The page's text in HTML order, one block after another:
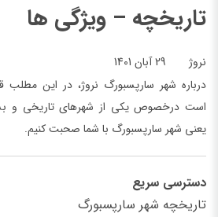
تاریخچه – ویژگی ها
نروژ 29 آبان 1401
درباره شهر سارپسبورگ نروژ، در این مطلب
است درخصوص یکی از شهرهای تاریخی و
یعنی شهر سارپسبورگ با شما صحبت کنیم.
دسترسی سریع
تاریخچه شهر سارپسبورگ